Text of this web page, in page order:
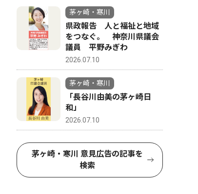
茅ヶ崎・寒川
県政報告 人と福祉と地域
をつなぐ。 神奈川県議会
議員 平野みぎわ
2026.07.10
茅ヶ崎・寒川
「長谷川由美の茅ヶ崎日
和」
2026.07.10
茅ヶ崎・寒川 意見広告の記事を
検索